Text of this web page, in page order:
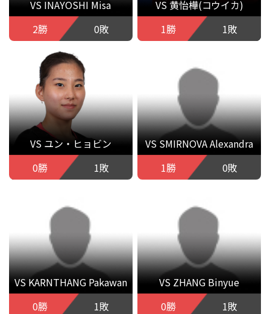
VS INAYOSHI Misa
2勝
0敗
VS 黄怡樺(コウイカ)
1勝
1敗
VS ユン・ヒョビン
0勝
1敗
VS SMIRNOVA Alexandra
1勝
0敗
VS KARNTHANG Pakawan
0勝
1敗
VS ZHANG Binyue
0勝
1敗